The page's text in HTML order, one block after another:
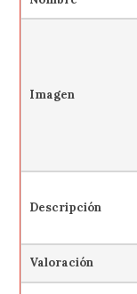
Imagen
Descripción
Valoración